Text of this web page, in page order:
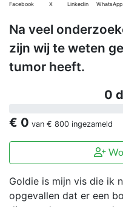
Facebook X Linkedin WhatsApp
Na veel
zijn wij te weten
tumor heeft.
0
€ 0 van € 800 ingezameld
Goldie is mijn vis die ik
opgevallen dat er een